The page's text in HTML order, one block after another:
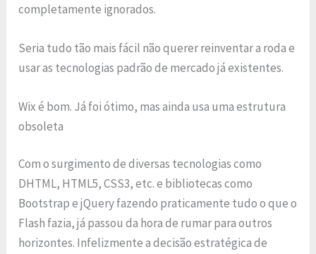
completamente ignorados.
Seria tudo tão mais fácil não querer reinventar a roda e
usar as tecnologias padrão de mercado já existentes.
Wix é bom. Já foi ótimo, mas ainda usa uma estrutura
obsoleta
Com o surgimento de diversas tecnologias como
DHTML, HTML5, CSS3, etc. e bibliotecas como
Bootstrap e jQuery fazendo praticamente tudo o que o
Flash fazia, já passou da hora de rumar para outros
horizontes. Infelizmente a decisão estratégica de